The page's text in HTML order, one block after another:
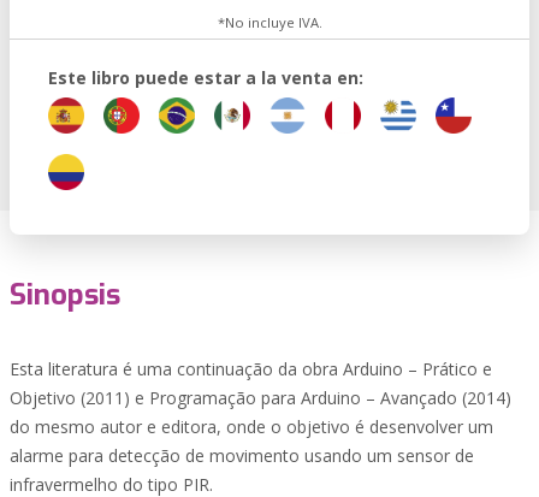
*No incluye IVA.
Este libro puede estar a la venta en:
Sinopsis
Esta literatura é uma continuação da obra Arduino – Prático e
Objetivo (2011) e Programação para Arduino – Avançado (2014)
do mesmo autor e editora, onde o objetivo é desenvolver um
alarme para detecção de movimento usando um sensor de
infravermelho do tipo PIR.